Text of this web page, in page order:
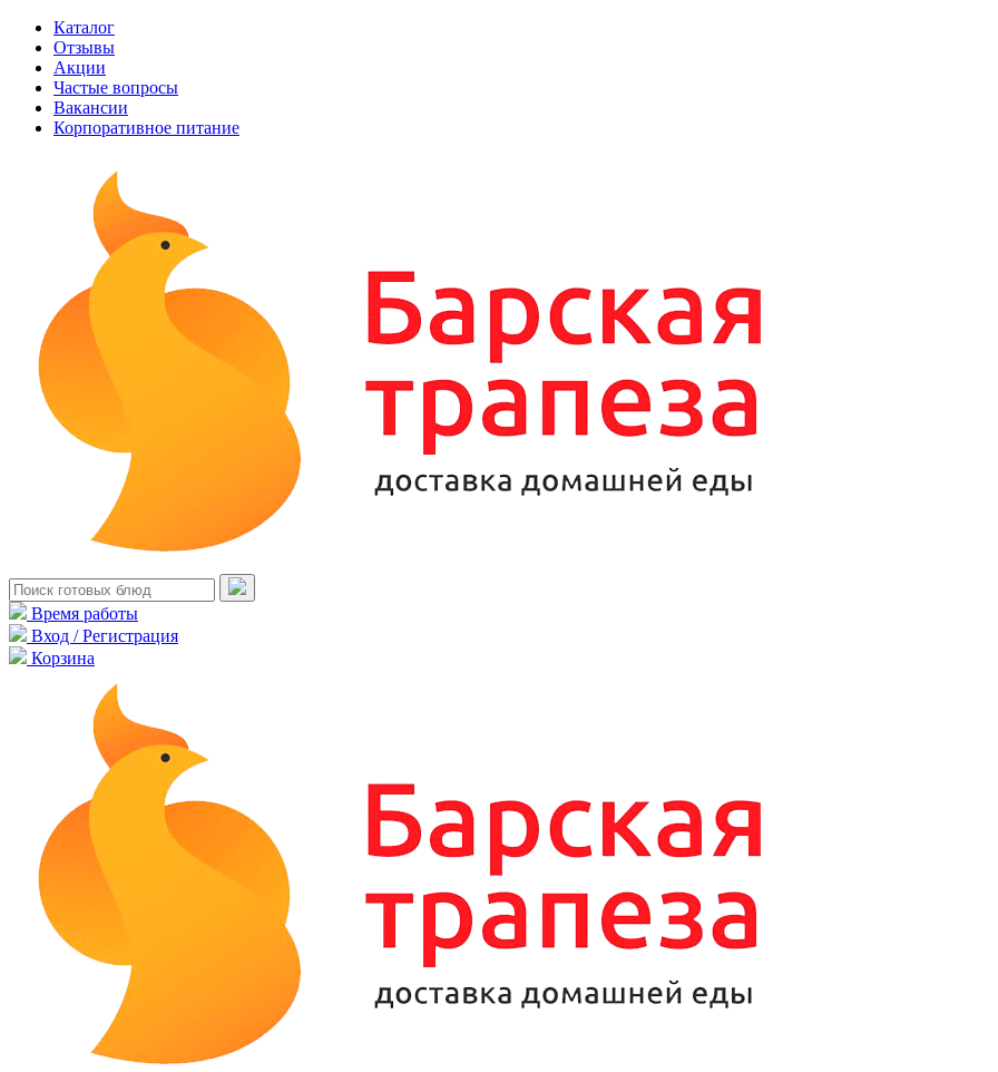
Каталог
Отзывы
Акции
Частые вопросы
Вакансии
Корпоративное питание
Время работы
Вход / Регистрация
Корзина